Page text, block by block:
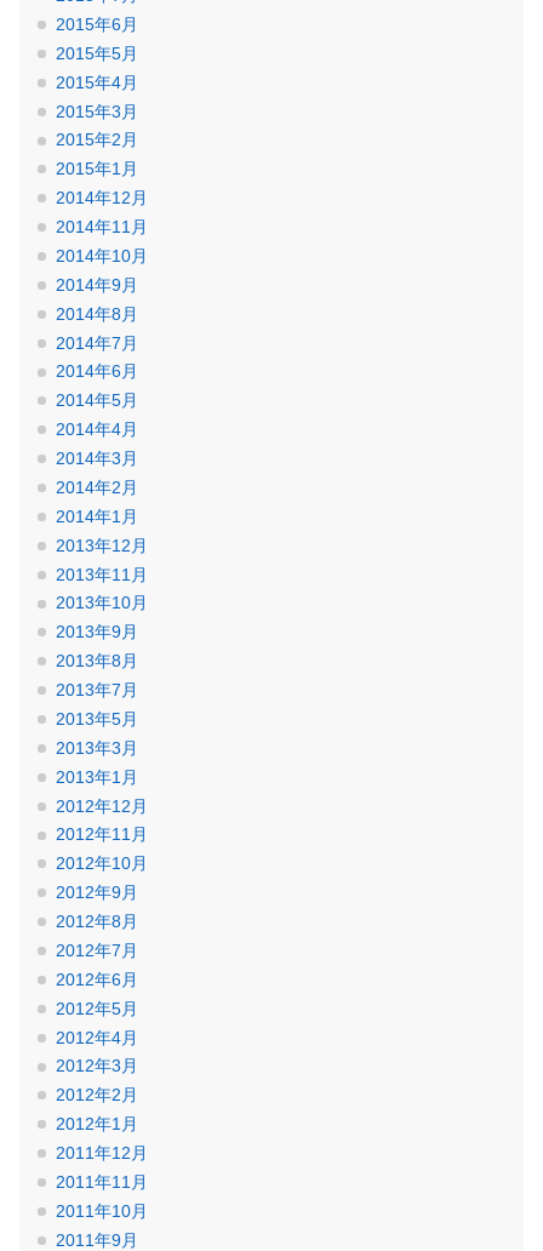
2015年6月
2015年5月
2015年4月
2015年3月
2015年2月
2015年1月
2014年12月
2014年11月
2014年10月
2014年9月
2014年8月
2014年7月
2014年6月
2014年5月
2014年4月
2014年3月
2014年2月
2014年1月
2013年12月
2013年11月
2013年10月
2013年9月
2013年8月
2013年7月
2013年5月
2013年3月
2013年1月
2012年12月
2012年11月
2012年10月
2012年9月
2012年8月
2012年7月
2012年6月
2012年5月
2012年4月
2012年3月
2012年2月
2012年1月
2011年12月
2011年11月
2011年10月
2011年9月